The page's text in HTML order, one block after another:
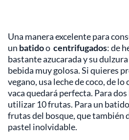
Una manera excelente para
un batidoo centrifugados: de
bastante azucarada y su
bebida muy golosa. Si quieres
vegano, usa leche de coco, de
vaca quedará perfecta. Para
utilizar 10 frutas. Para un
frutas del bosque, que también
pastel inolvidable.